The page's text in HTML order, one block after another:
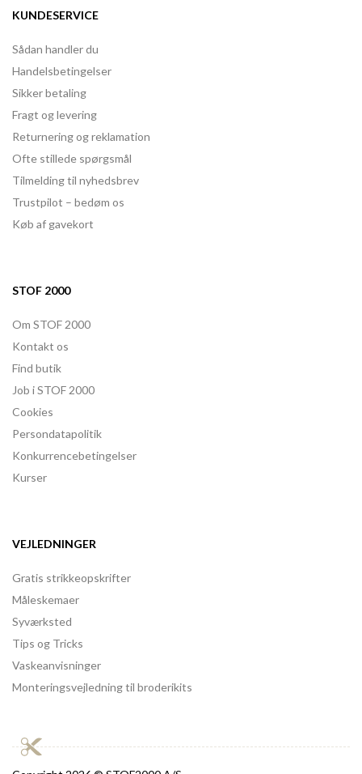
KUNDESERVICE
Sådan handler du
Handelsbetingelser
Sikker betaling
Fragt og levering
Returnering og reklamation
Ofte stillede spørgsmål
Tilmelding til nyhedsbrev
Trustpilot – bedøm os
Køb af gavekort
STOF 2000
Om STOF 2000
Kontakt os
Find butik
Job i STOF 2000
Cookies
Persondatapolitik
Konkurrencebetingelser
Kurser
VEJLEDNINGER
Gratis strikkeopskrifter
Måleskemaer
Syværksted
Tips og Tricks
Vaskeanvisninger
Monteringsvejledning til broderikits